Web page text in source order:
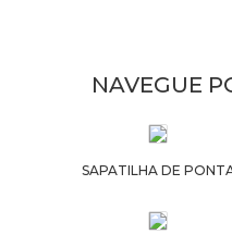
NAVEGUE
SAPATILHA DE